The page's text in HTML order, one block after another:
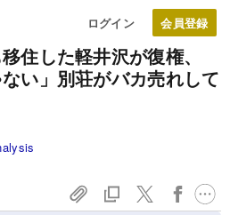
ログイン
住した軽井沢が復権、
い」別荘がバカ売れして